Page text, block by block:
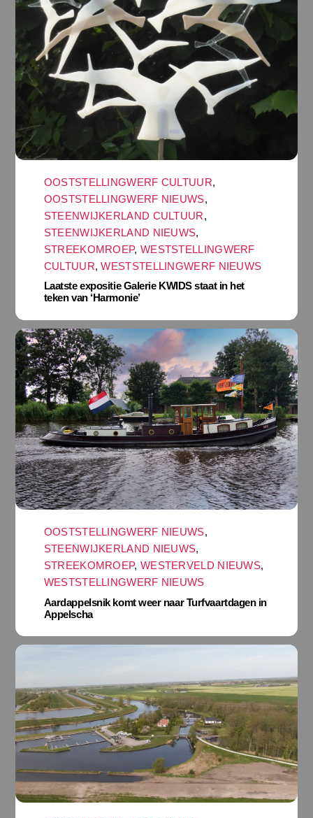
OOSTSTELLINGWERF CULTUUR,
OOSTSTELLINGWERF NIEUWS,
STEENWIJKERLAND CULTUUR,
STEENWIJKERLAND NIEUWS,
STREEKOMROEP, WESTSTELLINGWERF
CULTUUR,WESTSTELLINGWERF NIEUWS
Laatste expositie Galerie KWIDS staat in het
teken van ‘Harmonie’
OOSTSTELLINGWERF NIEUWS,
STEENWIJKERLAND NIEUWS,
STREEKOMROEP, WESTERVELD NIEUWS,
WESTSTELLINGWERF NIEUWS
Aardappelsnik komt weer naar Turfvaartdagen in
Appelscha